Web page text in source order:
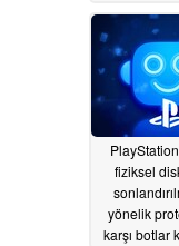
olabilir
fiziksel
yönelik
karşı botlar